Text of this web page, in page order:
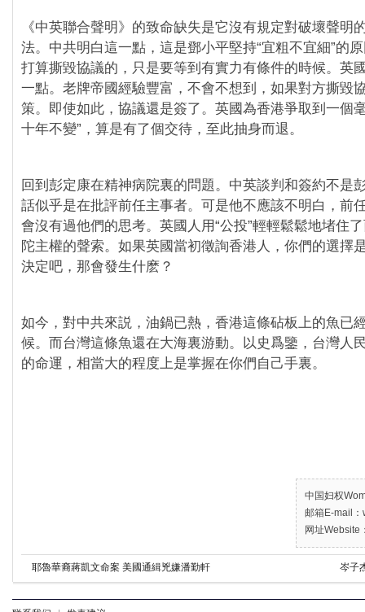
《中英聯合聲明》的致命缺失是它沒有規定對破壞聲明
法。中共明白這一點，這是鄧小平堅持“宜粗不宜細”的
打算撕毀協議的，只是要等到有實力有條件的時候。英
一點。老牌帝國經驗豐富，不會不想到，如果對方撕毀
策。即使如此，協議還是簽了。英國為香港爭取到一個
十年不變”，算是有了個交待，至此抽身而退。
回到彭定康在精神病院裏的問題。中英談判和簽約不是
話似乎是在批評前任主事者。可是他不應該不明白，前
會沒有過他們的思考。英國人用“公投”輕輕鬆鬆地堵住
陀主權的聲索。如果英國當初徵詢香港人，你們的選擇
決定吧，那會發生什麽？
如今，對中共來説，油鍋已熱，香港這條砧板上的魚已
候。而台灣這條魚還在大海裏游動。以史爲鑒，台灣人
的命運，相當大的程度上是掌握在你們自己手裏。
中国妇权
邮箱E-mail
网址Website
耶魯華裔蔣凱文命案 美國通緝兇嫌潘勤軒 岑子